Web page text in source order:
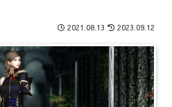
2021.08.13 2023.09.12